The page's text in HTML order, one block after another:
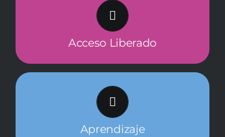
Acceso Liberado
Desde abril a noviembre, el Comité evalúa
más de 30 obras, en diferentes salas de
teatro de Santiago.
Aprendizaje
Además de ser parte de las conversaciones
con los programadores, el Comité recibe
clases de formación y apreciación artística.